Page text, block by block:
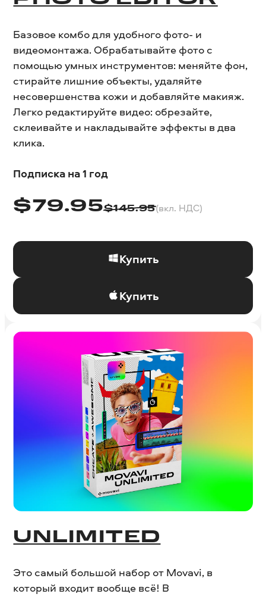
Базовое комбо для удобного фото- и
видеомонтажа. Обрабатывайте фото с
помощью умных инструментов: меняйте фон,
стирайте лишние объекты, удаляйте
несовершенства кожи и добавляйте макияж.
Легко редактируйте видео: обрезайте,
склеивайте и накладывайте эффекты в два
клика.
Подписка на 1 год
$79.95$145.95(вкл. НДС)
Купить
Купить
UNLIMITED
Это самый большой набор от Movavi, в
который входит вообще всё! В